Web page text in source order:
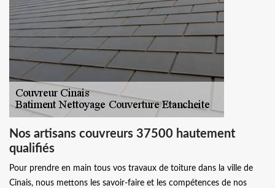
Nos artisans couvreurs 37500 hautement
qualifiés
Pour prendre en main tous vos travaux de toiture dans la ville de
Cinais, nous mettons les savoir-faire et les compétences de nos